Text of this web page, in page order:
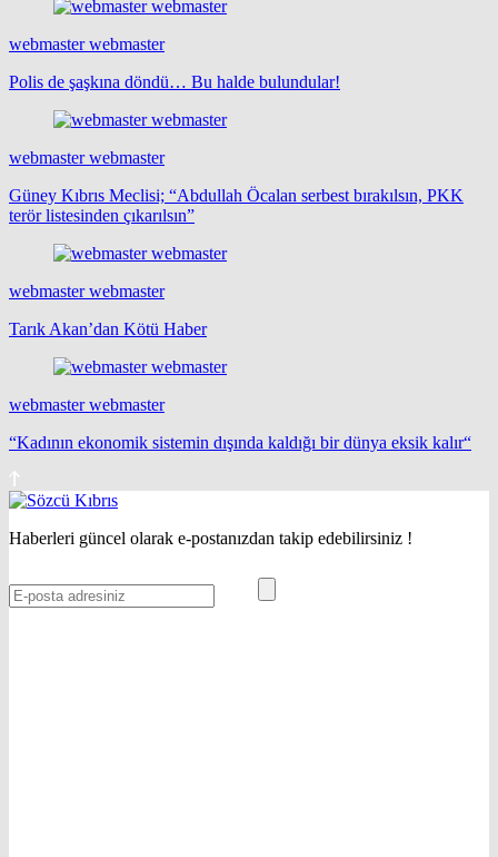
webmaster webmaster
Polis de şaşkına döndü… Bu halde bulundular!
webmaster webmaster
Güney Kıbrıs Meclisi; “Abdullah Öcalan serbest bırakılsın, PKK
terör listesinden çıkarılsın”
webmaster webmaster
Tarık Akan’dan Kötü Haber
webmaster webmaster
“Kadının ekonomik sistemin dışında kaldığı bir dünya eksik kalır“
Haberleri güncel olarak e-postanızdan takip edebilirsiniz !